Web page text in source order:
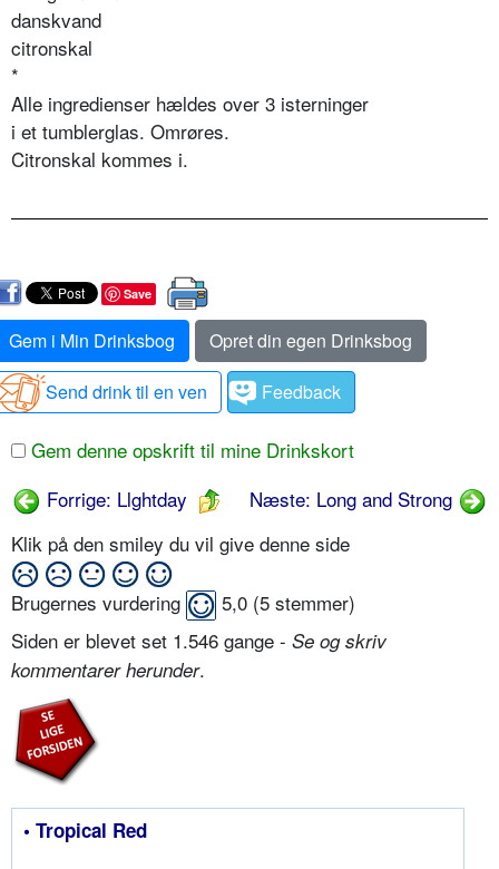
danskvand
citronskal
*
Alle ingredienser hældes over 3 isterninger
i et tumblerglas. Omrøres.
Citronskal kommes i.
Save
Gem i Min Drinksbog
Opret din egen Drinksbog
Send drink til en ven
Feedback
Gem denne opskrift til mine Drinkskort
Forrige: Llghtday
Næste: Long and Strong
Klik på den smiley du vil give denne side
Brugernes vurdering 5,0 (5 stemmer)
Siden er blevet set 1.546 gange - Se og skriv
kommentarer herunder.
• Tropical Red